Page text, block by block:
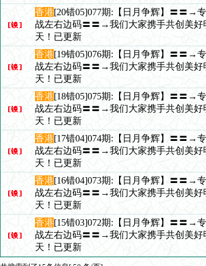
香港[20错05]077期:【日月争辉】〓〓→
战左右边码〓〓→我们大家携手共创美好
天！已更新
香港[19错05]076期:【日月争辉】〓〓→
战左右边码〓〓→我们大家携手共创美好
天！已更新
香港[18错05]075期:【日月争辉】〓〓→
战左右边码〓〓→我们大家携手共创美好
天！已更新
香港[17错04]074期:【日月争辉】〓〓→
战左右边码〓〓→我们大家携手共创美好
天！已更新
香港[16错04]073期:【日月争辉】〓〓→
战左右边码〓〓→我们大家携手共创美好
天！已更新
香港[15错03]072期:【日月争辉】〓〓→
战左右边码〓〓→我们大家携手共创美好
天！已更新